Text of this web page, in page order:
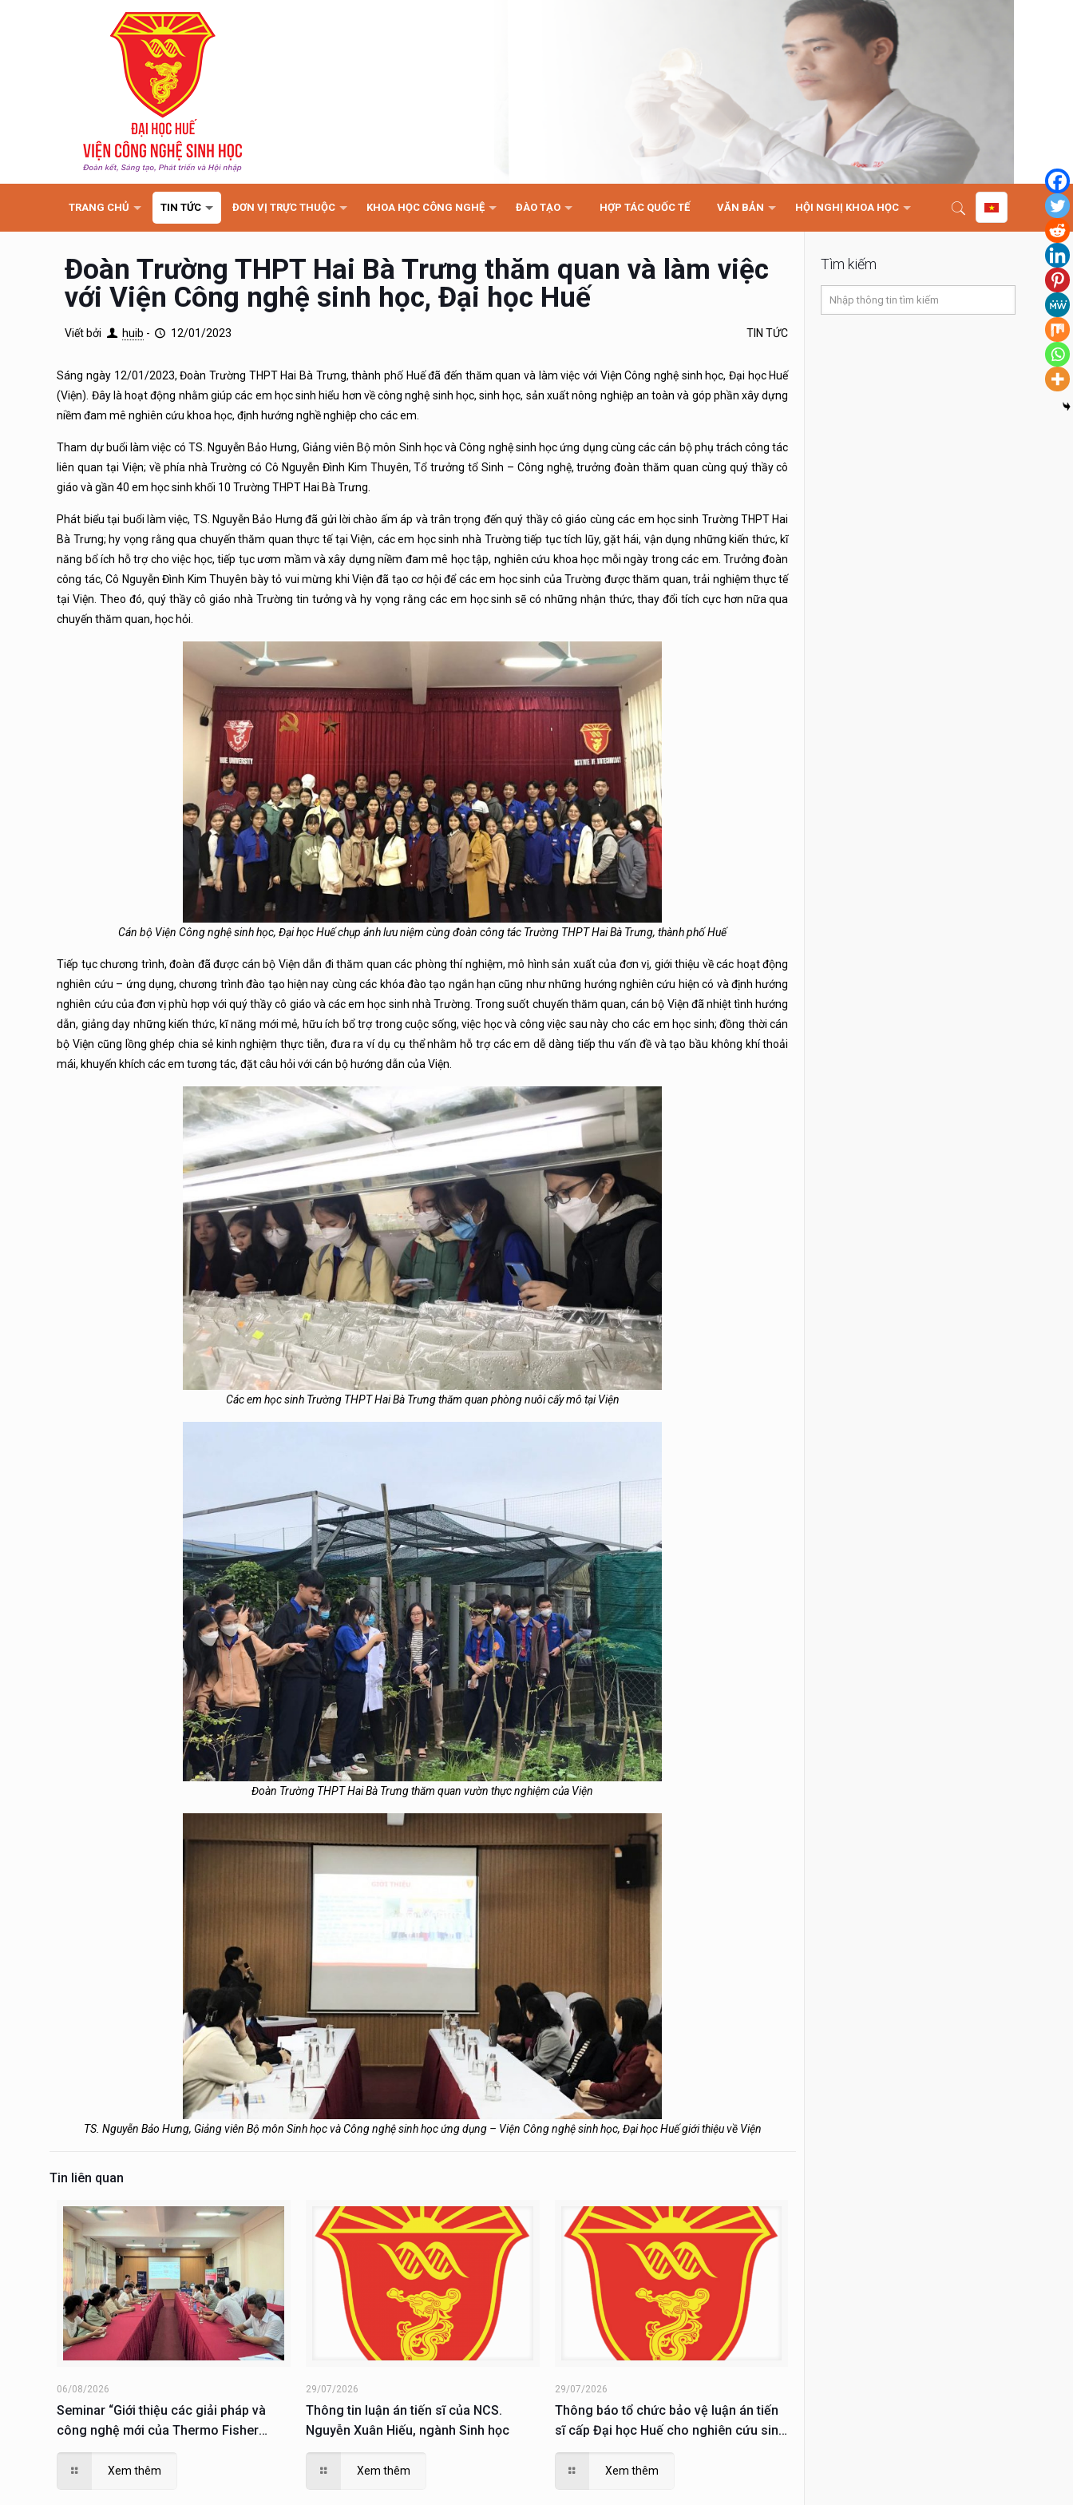
TRANG CHỦ TIN TỨC ĐƠN VỊ TRỰC THUỘC KHOA HỌC CÔNG NGHỆ ĐÀO TẠO HỢP TÁC QUỐC TẾ VĂN BẢN HỘI NGHỊ KHOA HỌC
Đoàn Trường THPT Hai Bà Trưng thăm quan và làm việc
với Viện Công nghệ sinh học, Đại học Huế
Viết bởi huib - 12/01/2023 TIN TỨC
Sáng ngày 12/01/2023, Đoàn Trường THPT Hai Bà Trưng, thành phố Huế đã đến thăm quan và làm việc với Viện Công nghệ sinh học, Đại học Huế
(Viện). Đây là hoạt động nhằm giúp các em học sinh hiểu hơn về công nghệ sinh học, sinh học, sản xuất nông nghiệp an toàn và góp phần xây dựng
niềm đam mê nghiên cứu khoa học, định hướng nghề nghiệp cho các em.
Tham dự buổi làm việc có TS. Nguyễn Bảo Hưng, Giảng viên Bộ môn Sinh học và Công nghệ sinh học ứng dụng cùng các cán bộ phụ trách công tác
liên quan tại Viện; về phía nhà Trường có Cô Nguyễn Đình Kim Thuyên, Tổ trưởng tổ Sinh – Công nghệ, trưởng đoàn thăm quan cùng quý thầy cô
giáo và gần 40 em học sinh khối 10 Trường THPT Hai Bà Trưng.
Phát biểu tại buổi làm việc, TS. Nguyễn Bảo Hưng đã gửi lời chào ấm áp và trân trọng đến quý thầy cô giáo cùng các em học sinh Trường THPT Hai
Bà Trưng; hy vọng rằng qua chuyến thăm quan thực tế tại Viện, các em học sinh nhà Trường tiếp tục tích lũy, gặt hái, vận dụng những kiến thức, kĩ
năng bổ ích hỗ trợ cho việc học, tiếp tục ươm mầm và xây dựng niềm đam mê học tập, nghiên cứu khoa học mỗi ngày trong các em. Trưởng đoàn
công tác, Cô Nguyễn Đình Kim Thuyên bày tỏ vui mừng khi Viện đã tạo cơ hội để các em học sinh của Trường được thăm quan, trải nghiệm thực tế
tại Viện. Theo đó, quý thầy cô giáo nhà Trường tin tưởng và hy vọng rằng các em học sinh sẽ có những nhận thức, thay đổi tích cực hơn nữa qua
chuyến thăm quan, học hỏi.
Cán bộ Viện Công nghệ sinh học, Đại học Huế chụp ảnh lưu niệm cùng đoàn công tác Trường THPT Hai Bà Trưng, thành phố Huế
Tiếp tục chương trình, đoàn đã được cán bộ Viện dẫn đi thăm quan các phòng thí nghiệm, mô hình sản xuất của đơn vị, giới thiệu về các hoạt động
nghiên cứu – ứng dụng, chương trình đào tạo hiện nay cùng các khóa đào tạo ngắn hạn cũng như những hướng nghiên cứu hiện có và định hướng
nghiên cứu của đơn vị phù hợp với quý thầy cô giáo và các em học sinh nhà Trường. Trong suốt chuyến thăm quan, cán bộ Viện đã nhiệt tình hướng
dẫn, giảng dạy những kiến thức, kĩ năng mới mẻ, hữu ích bổ trợ trong cuộc sống, việc học và công việc sau này cho các em học sinh; đồng thời cán
bộ Viện cũng lồng ghép chia sẻ kinh nghiệm thực tiễn, đưa ra ví dụ cụ thể nhằm hỗ trợ các em dễ dàng tiếp thu vấn đề và tạo bầu không khí thoải
mái, khuyến khích các em tương tác, đặt câu hỏi với cán bộ hướng dẫn của Viện.
Các em học sinh Trường THPT Hai Bà Trưng thăm quan phòng nuôi cấy mô tại Viện
Đoàn Trường THPT Hai Bà Trưng thăm quan vườn thực nghiệm của Viện
TS. Nguyễn Bảo Hưng, Giảng viên Bộ môn Sinh học và Công nghệ sinh học ứng dụng – Viện Công nghệ sinh học, Đại học Huế giới thiệu về Viện
Tin liên quan
06/08/2026
Seminar “Giới thiệu các giải pháp và
công nghệ mới của Thermo Fisher
Scientific trong lĩnh vực sinh học phân
tử; giải pháp phục vụ nuôi cấy, phân tích
và nghiên cứu tế tào”
Xem thêm
29/07/2026
Thông tin luận án tiến sĩ của NCS.
Nguyễn Xuân Hiếu, ngành Sinh học
Xem thêm
29/07/2026
Thông báo tổ chức bảo vệ luận án tiến
sĩ cấp Đại học Huế cho nghiên cứu sinh
Nguyễn Xuân Hiếu
Xem thêm
Tìm kiếm